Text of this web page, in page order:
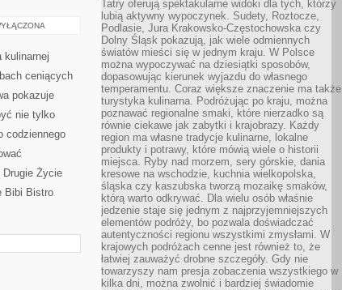
kulinarnej
ceniących
pokazuje
nie tylko
codziennego
Życie
Bibi Bistro
Tatry oferują spektakularne widoki dla tych, którzy
lubią aktywny wypoczynek. Sudety, Roztocze,
Podlasie, Jura Krakowsko-Częstochowska czy
Dolny Śląsk pokazują, jak wiele odmiennych
światów mieści się w jednym kraju. W Polsce
można wypoczywać na dziesiątki sposobów,
dopasowując kierunek wyjazdu do własnego
temperamentu. Coraz większe znaczenie ma także
turystyka kulinarna. Podróżując po kraju, można
poznawać regionalne smaki, które nierzadko są
równie ciekawe jak zabytki i krajobrazy. Każdy
region ma własne tradycje kulinarne, lokalne
produkty i potrawy, które mówią wiele o historii
miejsca. Ryby nad morzem, sery górskie, dania
kresowe na wschodzie, kuchnia wielkopolska,
śląska czy kaszubska tworzą mozaikę smaków,
którą warto odkrywać. Dla wielu osób właśnie
jedzenie staje się jednym z najprzyjemniejszych
elementów podróży, bo pozwala doświadczać
autentyczności regionu wszystkimi zmysłami. W
krajowych podróżach cenne jest również to, że
łatwiej zauważyć drobne szczegóły. Gdy nie
towarzyszy nam presja zobaczenia wszystkiego w
kilka dni, można zwolnić i bardziej świadomie